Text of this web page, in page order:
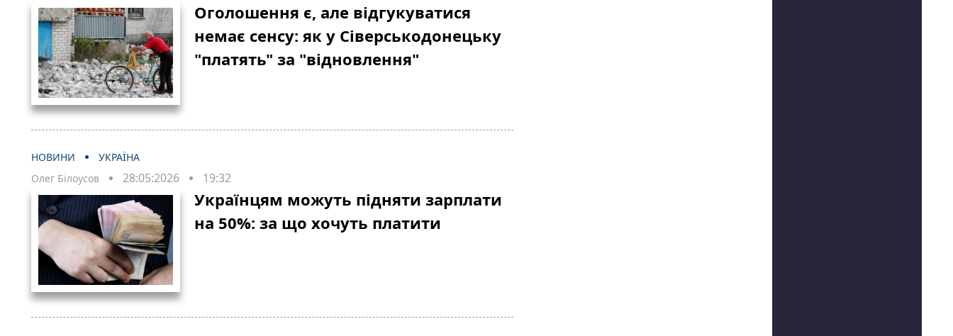
Оголошення є, але відгукуватися
немає сенсу: як у Сіверськодонецьку
"платять" за "відновлення"
НОВИНИ
УКРАЇНА
Олег Білоусов
28:05:2026 19:32
Українцям можуть підняти зарплати
на 50%: за що хочуть платити